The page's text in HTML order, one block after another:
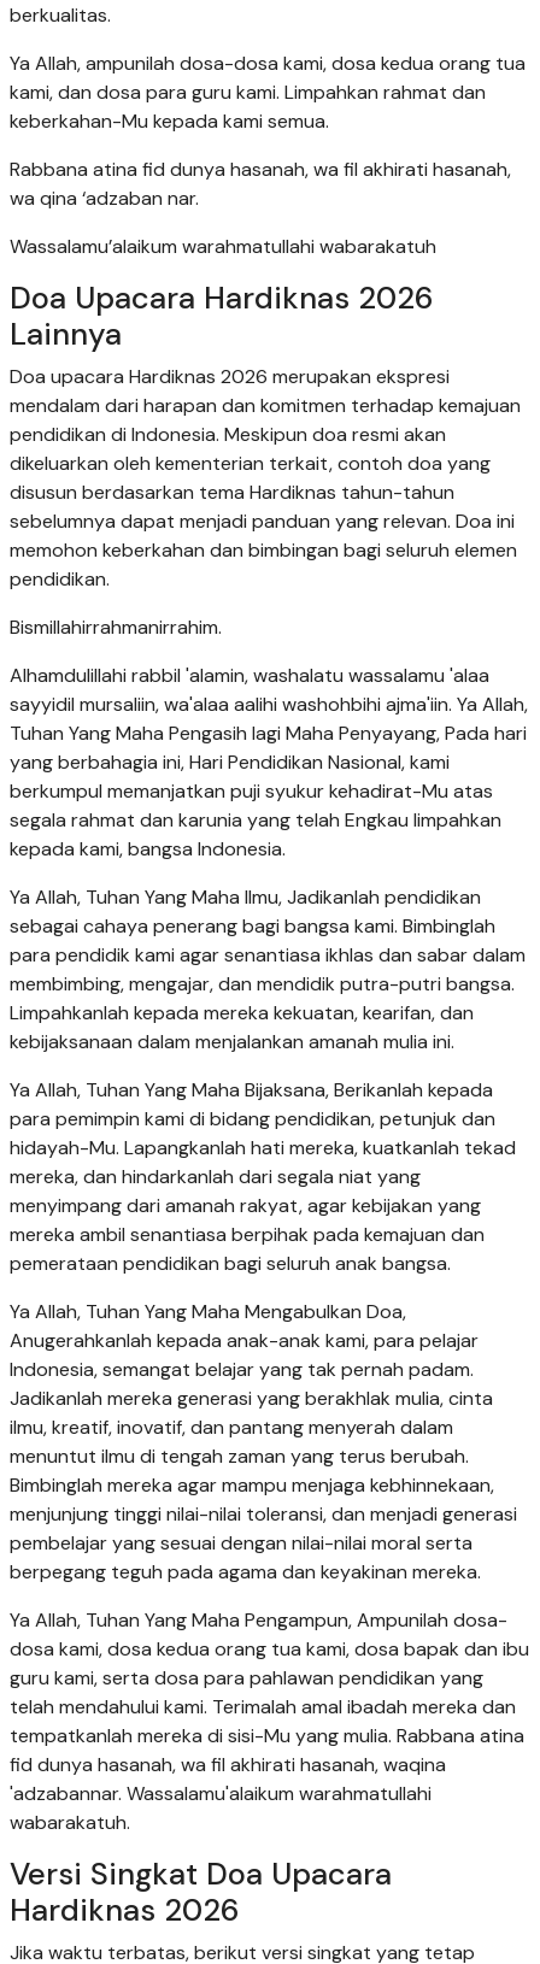
berkualitas.
Ya Allah, ampunilah dosa-dosa kami, dosa kedua orang tua
kami, dan dosa para guru kami. Limpahkan rahmat dan
keberkahan-Mu kepada kami semua.
Rabbana atina fid dunya hasanah, wa fil akhirati hasanah,
wa qina ‘adzaban nar.
Wassalamu’alaikum warahmatullahi wabarakatuh
Doa Upacara Hardiknas 2026
Lainnya
Doa upacara Hardiknas 2026 merupakan ekspresi
mendalam dari harapan dan komitmen terhadap kemajuan
pendidikan di Indonesia. Meskipun doa resmi akan
dikeluarkan oleh kementerian terkait, contoh doa yang
disusun berdasarkan tema Hardiknas tahun-tahun
sebelumnya dapat menjadi panduan yang relevan. Doa ini
memohon keberkahan dan bimbingan bagi seluruh elemen
pendidikan.
Bismillahirrahmanirrahim.
Alhamdulillahi rabbil 'alamin, washalatu wassalamu 'alaa
sayyidil mursaliin, wa'alaa aalihi washohbihi ajma'iin. Ya Allah,
Tuhan Yang Maha Pengasih lagi Maha Penyayang, Pada hari
yang berbahagia ini, Hari Pendidikan Nasional, kami
berkumpul memanjatkan puji syukur kehadirat-Mu atas
segala rahmat dan karunia yang telah Engkau limpahkan
kepada kami, bangsa Indonesia.
Ya Allah, Tuhan Yang Maha Ilmu, Jadikanlah pendidikan
sebagai cahaya penerang bagi bangsa kami. Bimbinglah
para pendidik kami agar senantiasa ikhlas dan sabar dalam
membimbing, mengajar, dan mendidik putra-putri bangsa.
Limpahkanlah kepada mereka kekuatan, kearifan, dan
kebijaksanaan dalam menjalankan amanah mulia ini.
Ya Allah, Tuhan Yang Maha Bijaksana, Berikanlah kepada
para pemimpin kami di bidang pendidikan, petunjuk dan
hidayah-Mu. Lapangkanlah hati mereka, kuatkanlah tekad
mereka, dan hindarkanlah dari segala niat yang
menyimpang dari amanah rakyat, agar kebijakan yang
mereka ambil senantiasa berpihak pada kemajuan dan
pemerataan pendidikan bagi seluruh anak bangsa.
Ya Allah, Tuhan Yang Maha Mengabulkan Doa,
Anugerahkanlah kepada anak-anak kami, para pelajar
Indonesia, semangat belajar yang tak pernah padam.
Jadikanlah mereka generasi yang berakhlak mulia, cinta
ilmu, kreatif, inovatif, dan pantang menyerah dalam
menuntut ilmu di tengah zaman yang terus berubah.
Bimbinglah mereka agar mampu menjaga kebhinnekaan,
menjunjung tinggi nilai-nilai toleransi, dan menjadi generasi
pembelajar yang sesuai dengan nilai-nilai moral serta
berpegang teguh pada agama dan keyakinan mereka.
Ya Allah, Tuhan Yang Maha Pengampun, Ampunilah dosa-
dosa kami, dosa kedua orang tua kami, dosa bapak dan ibu
guru kami, serta dosa para pahlawan pendidikan yang
telah mendahului kami. Terimalah amal ibadah mereka dan
tempatkanlah mereka di sisi-Mu yang mulia. Rabbana atina
fid dunya hasanah, wa fil akhirati hasanah, waqina
'adzabannar. Wassalamu'alaikum warahmatullahi
wabarakatuh.
Versi Singkat Doa Upacara
Hardiknas 2026
Jika waktu terbatas, berikut versi singkat yang tetap